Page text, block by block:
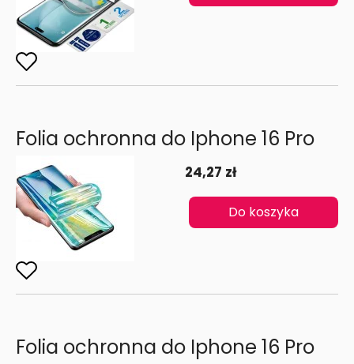
Folia ochronna do Iphone 16 Pro
24,27 zł
Do koszyka
Folia ochronna do Iphone 16 Pro